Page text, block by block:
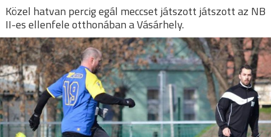
Közel hatvan percig egál meccset játszott játszott az NB
II-es ellenfele otthonában a Vásárhely.